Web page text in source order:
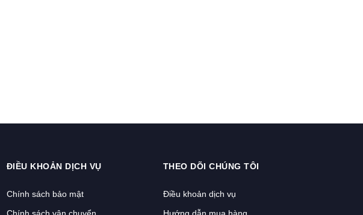
ĐIỀU KHOẢN DỊCH VỤ
Chính sách bảo mật
THEO DÕI CHÚNG TÔI
Điều khoản dịch vụ